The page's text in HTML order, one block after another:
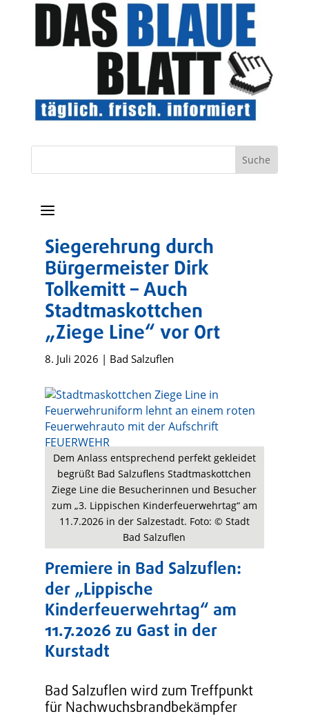
a
Siegerehrung durch
Bürgermeister Dirk
Tolkemitt – Auch
Stadtmaskottchen
„Ziege Line“ vor Ort
8. Juli 2026 | Bad Salzuflen
Dem Anlass entsprechend perfekt gekleidet
begrüßt Bad Salzuflens Stadtmaskottchen
Ziege Line die Besucherinnen und Besucher
zum „3. Lippischen Kinderfeuerwehrtag“ am
11.7.2026 in der Salzestadt. Foto: © Stadt
Bad Salzuflen
Premiere in Bad Salzuflen:
der „Lippische
Kinderfeuerwehrtag“ am
11.7.2026 zu Gast in der
Kurstadt
Bad Salzuflen wird zum Treffpunkt
für Nachwuchsbrandbekämpfer